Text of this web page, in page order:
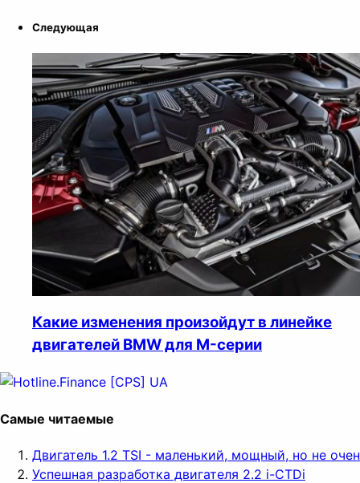
Следующая
Какие изменения произойдут в линейке
двигателей BMW для M-серии
Самые читаемые
Двигатель 1.2 TSI - маленький, мощный, но не
Успешная разработка двигателя 2.2 i-CTDi